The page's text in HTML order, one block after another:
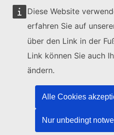
Diese Website
erfahren Sie auf
über den Link in der
Link können Sie auch
ändern.
Alle Cookies
Nur unbedingt